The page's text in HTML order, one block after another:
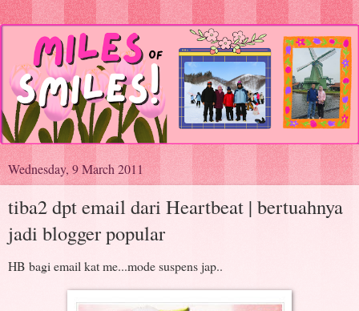
Wednesday, 9 March 2011
tiba2 dpt email dari Heartbeat | bertuahnya
jadi blogger popular
HB bagi email kat me...mode suspens jap..